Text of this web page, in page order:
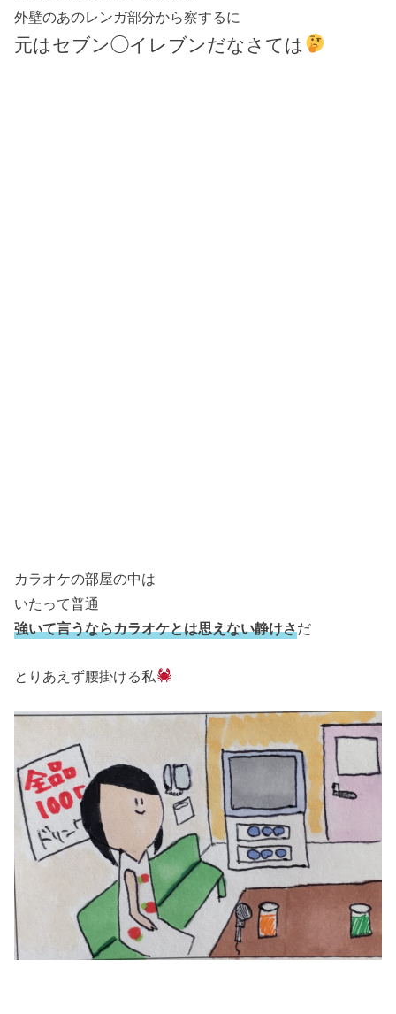
外壁のあのレンガ部分から察するに
元はセブン◯イレブンだなさては
カラオケの部屋の中は
いたって普通
強いて言うならカラオケとは思えない静けさだ
とりあえず腰掛ける私